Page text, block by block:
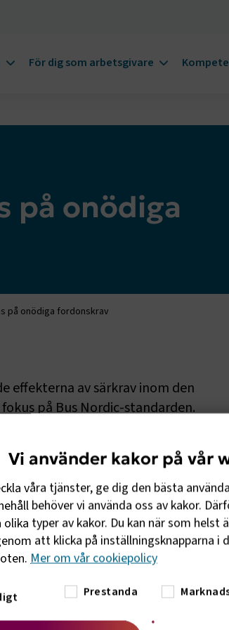
För dig som arbetsgivare
på onödiga
på onödiga fordonskrav
effekterna av särkrav inom den
på Bus Nordic-standarden.
effektivisera kraven och stärka
upphandlade busstrafiken
Bus Nordic kan omformas från en
för att minimera kostnader och
kan kollektivtrafiken
behov. Rapporten tar
står inför, inklusive effekterna av
och forskningsresultat föreslås
framtid och hållbarhet.
Vi använder kakor på vår
våra tjänster, ge dig den bästa
behöver vi använda oss av kakor.
typer av kakor. Du kan när som
att klicka på inställningsknapparna i
Mer om vår cookiepolicy
Prestanda